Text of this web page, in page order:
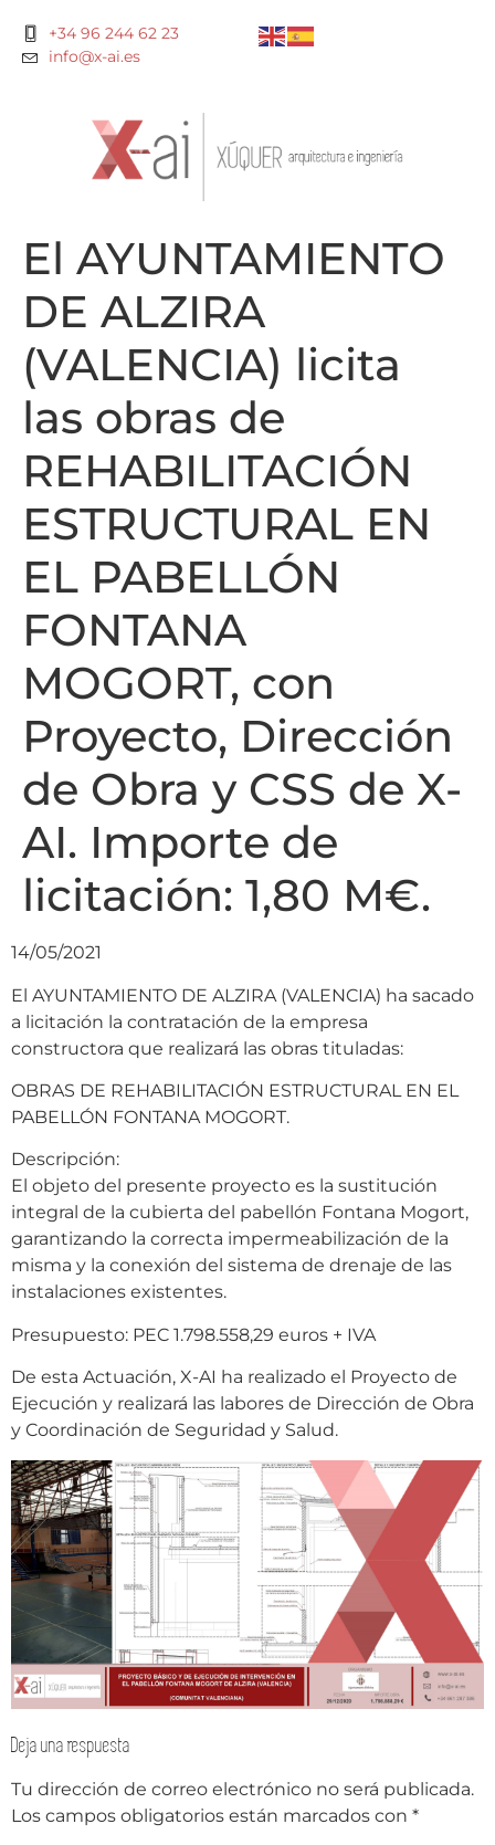
+34 96 244 62 23
info@x-ai.es
El AYUNTAMIENTO
DE ALZIRA
(VALENCIA) licita
las obras de
REHABILITACIÓN
ESTRUCTURAL EN
EL PABELLÓN
FONTANA
MOGORT, con
Proyecto, Dirección
de Obra y CSS de X-
AI. Importe de
licitación: 1,80 M€.
14/05/2021
El AYUNTAMIENTO DE ALZIRA (VALENCIA) ha sacado
a licitación la contratación de la empresa
constructora que realizará las obras tituladas:
OBRAS DE REHABILITACIÓN ESTRUCTURAL EN EL
PABELLÓN FONTANA MOGORT.
Descripción:
El objeto del presente proyecto es la sustitución
integral de la cubierta del pabellón Fontana Mogort,
garantizando la correcta impermeabilización de la
misma y la conexión del sistema de drenaje de las
instalaciones existentes.
Presupuesto: PEC 1.798.558,29 euros + IVA
De esta Actuación, X-AI ha realizado el Proyecto de
Ejecución y realizará las labores de Dirección de Obra
y Coordinación de Seguridad y Salud.
Deja una respuesta
Tu dirección de correo electrónico no será publicada.
Los campos obligatorios están marcados con *